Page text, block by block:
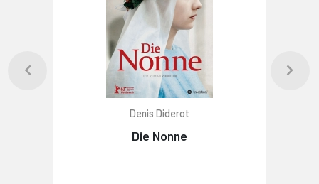
Denis Diderot
Die Nonne